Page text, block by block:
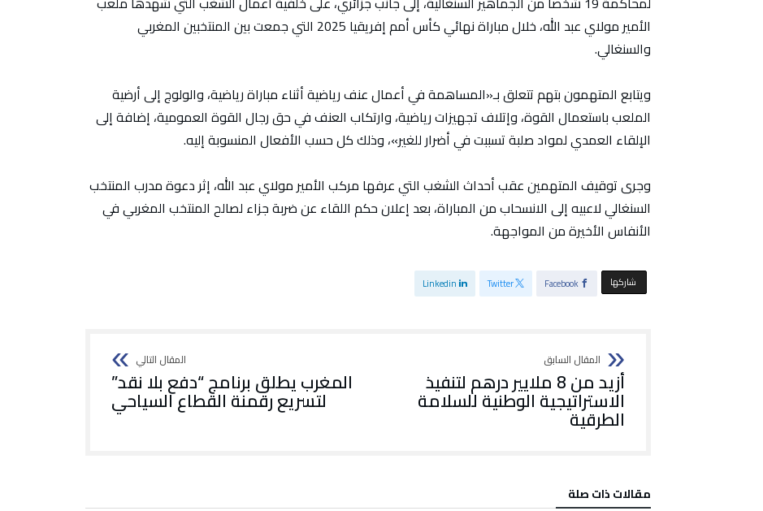
الأمير مولاي عبد الله، خلال مباراة نهائي كأس أمم إفريقيا 2025 التي جمعت بين المنتخبين المغربي
والسنغالي.
ويتابع المتهمون بتهم تتعلق بـ«المساهمة في أعمال عنف رياضية أثناء مباراة رياضية، والولوج إلى أرضية
الملعب باستعمال القوة، وإتلاف تجهيزات رياضية، وارتكاب العنف في حق رجال القوة العمومية، إضافة إلى
الإلقاء العمدي لمواد صلبة تسببت في أضرار للغير»، وذلك كل حسب الأفعال المنسوبة إليه.
وجرى توقيف المتهمين عقب أحداث الشغب التي عرفها مركب الأمير مولاي عبد الله، إثر دعوة مدرب المنتخب
السنغالي لاعبيه إلى الانسحاب من المباراة، بعد إعلان حكم اللقاء عن ضربة جزاء لصالح المنتخب المغربي في
الأنفاس الأخيرة من المواجهة.
‫‫ شاركها‬ Facebook
Twitter
Linkedin
أزيد من 8 ملايير درهم لتنفيذ
الاستراتيجية الوطنية للسلامة
الطرقية
المغرب يطلق برنامج “دفع بلا نقد”
لتسريع رقمنة القطاع السياحي
‫مقالات ذات صلة‬